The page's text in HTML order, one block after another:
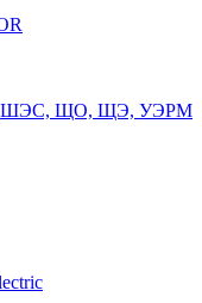
ШЭС, ЩО, ЩЭ, УЭРМ